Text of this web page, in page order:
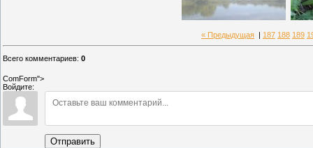
« Предыдущая 187 188 189
Всего комментариев: 0
ComForm">
Войдите:
Отправить